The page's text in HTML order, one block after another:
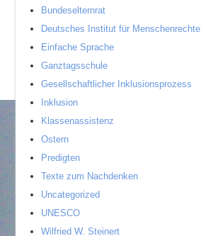
Bundeselternrat
Deutsches Institut für Menschenrechte
Einfache Sprache
Ganztagsschule
Gesellschaftlicher Inklusionsprozess
Inklusion
Klassenassistenz
Ostern
Predigten
Texte zum Nachdenken
Uncategorized
UNESCO
Wilfried W. Steinert